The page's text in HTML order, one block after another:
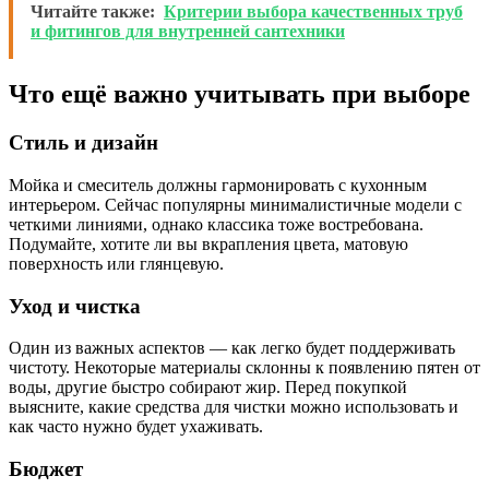
Читайте также: Критерии выбора качественных труб
и фитингов для внутренней сантехники
Что ещё важно учитывать при выборе
Стиль и дизайн
Мойка и смеситель должны гармонировать с кухонным
интерьером. Сейчас популярны минималистичные модели с
четкими линиями, однако классика тоже востребована.
Подумайте, хотите ли вы вкрапления цвета, матовую
поверхность или глянцевую.
Уход и чистка
Один из важных аспектов — как легко будет поддерживать
чистоту. Некоторые материалы склонны к появлению пятен от
воды, другие быстро собирают жир. Перед покупкой
выясните, какие средства для чистки можно использовать и
как часто нужно будет ухаживать.
Бюджет